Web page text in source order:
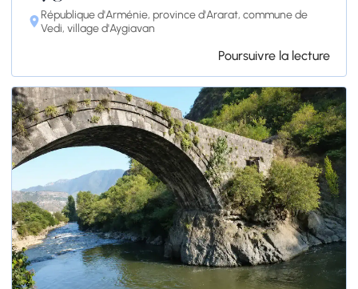
République d'Arménie, province d'Ararat, commune de
Vedi, village d'Aygiavan
Poursuivre la lecture